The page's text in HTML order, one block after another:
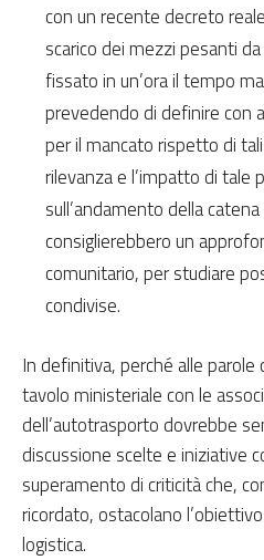
con un recente decreto
scarico dei mezzi pesanti
fissato in un’ora il tempo
prevedendo di definire con
per il mancato rispetto di
rilevanza e l’impatto di tale
sull’andamento della
consiglierebbero un
comunitario, per studiare
condivise.
In definitiva, perché alle
tavolo ministeriale con le
dell’autotrasporto dovrebbe
discussione scelte e iniziative
superamento di criticità che,
ricordato, ostacolano
logistica.